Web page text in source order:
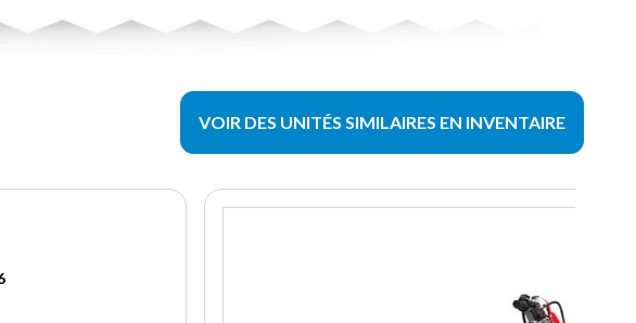
VOIR DES UNITÉS SIMILAIRES EN INVENTAIRE